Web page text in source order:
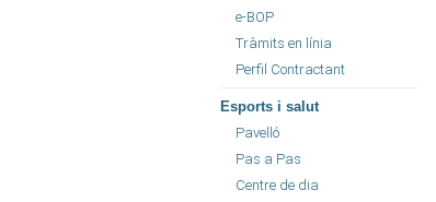
e-BOP
Tràmits en línia
Perfil Contractant
Esports i salut
Pavelló
Pas a Pas
Centre de dia